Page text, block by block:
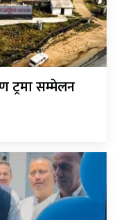
ट्रमा सम्मेलन